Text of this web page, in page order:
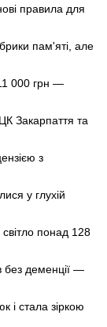
правила для
пам'яті, але
000 грн —
Закарпаття та
з
у глухій
понад 128
без деменції —
і стала зіркою